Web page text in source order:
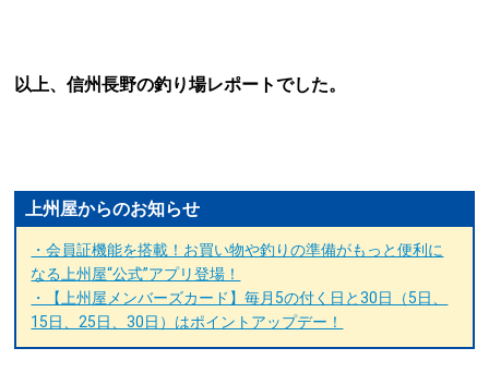
以上、信州長野の釣り場レポートでした。
上州屋からのお知らせ
・会員証機能を搭載！お買い物や釣りの準備がもっと便利に
なる上州屋“公式”アプリ登場！
・【上州屋メンバーズカード】毎月5の付く日と30日（5日、
15日、25日、30日）はポイントアップデー！